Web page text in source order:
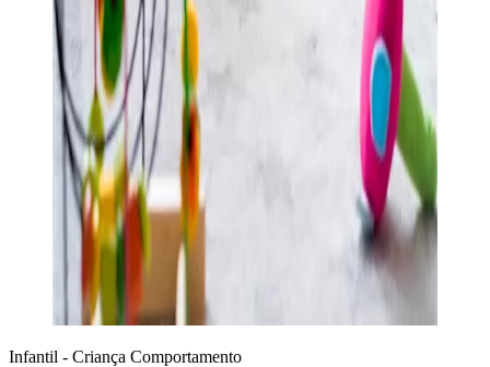
Infantil - Criança Comportamento